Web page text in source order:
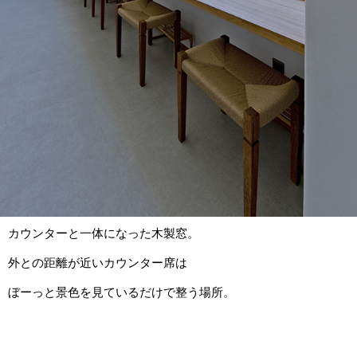
カウンターと一体になった木製窓。
外との距離が近いカウンター席は
ぼーっと景色を見ているだけで整う場所。